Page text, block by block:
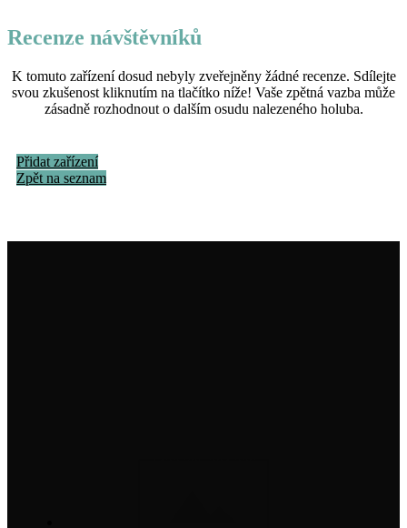
Recenze návštěvníků
K tomuto zařízení dosud nebyly zveřejněny žádné recenze. Sdílejte
svou zkušenost kliknutím na tlačítko níže! Vaše zpětná vazba může
zásadně rozhodnout o dalším osudu nalezeného holuba.
Přidat zařízení
Zpět na seznam